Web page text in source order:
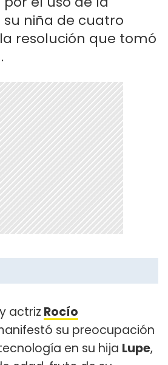
niña de cuatro
resolución que tomó
actriz Rocío
su preocupación
en su hija Lupe,